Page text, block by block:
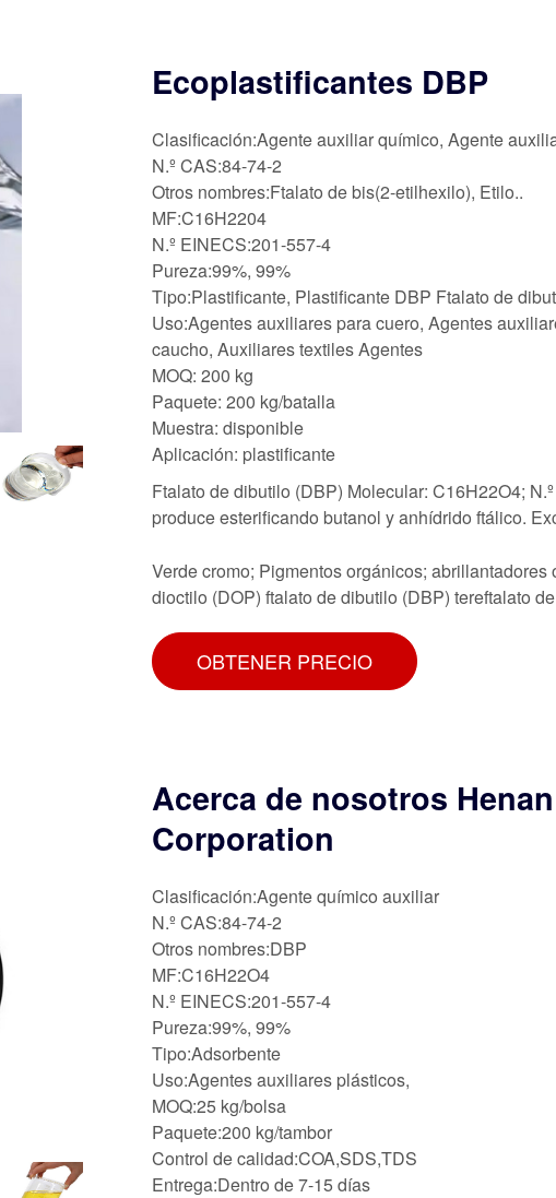
Ecoplastificantes DBP
Clasificación:Agente auxiliar químico, Agente
N.º CAS:84-74-2
Otros nombres:Ftalato de bis(2-etilhexilo), Etilo..
MF:C16H2204
N.º EINECS:201-557-4
Pureza:99%, 99%
Tipo:Plastificante, Plastificante DBP Ftalato de
Uso:Agentes auxiliares para cuero, Agentes
caucho, Auxiliares textiles Agentes
MOQ: 200 kg
Paquete: 200 kg/batalla
Muestra: disponible
Aplicación: plastificante
Ftalato de dibutilo (DBP) Molecular: C16H22O4;
produce esterificando butanol y anhídrido ftálico.
Verde cromo; Pigmentos orgánicos;
dioctilo (DOP) ftalato de dibutilo (DBP) tereftalato
OBTENER PRECIO
Acerca de nosotros
Corporation
Clasificación:Agente químico auxiliar
N.º CAS:84-74-2
Otros nombres:DBP
MF:C16H22O4
N.º EINECS:201-557-4
Pureza:99%, 99%
Tipo:Adsorbente
Uso:Agentes auxiliares plásticos,
MOQ:25 kg/bolsa
Paquete:200 kg/tambor
Control de calidad:COA,SDS,TDS
Entrega:Dentro de 7-15 días